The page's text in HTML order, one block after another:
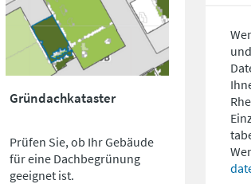
Gründachkataster
Prüfen Sie, ob Ihr Gebäude
für eine Dachbegrünung
geeignet ist.